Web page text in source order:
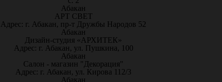
Абакан
АРТ СВЕТ
Адрес: г. Абакан, пр-т Дружбы Народов 52
Абакан
Дизайн-студия «АРХИТЕК»
Адрес: г. Абакан, ул. Пушкина, 100
Абакан
Салон - магазин "Декорация"
Адрес: г. Абакан, ул. Кирова 112/3
Абакан